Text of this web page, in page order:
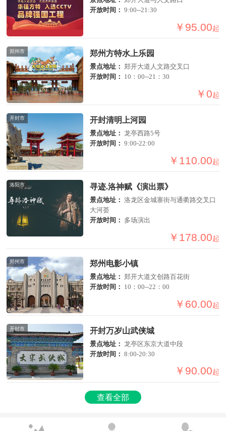
开放时间： 9:00--21:30
￥95.00起
郑州市 郑州方特水上乐园
景点地址： 郑开大道人文路交叉口
开放时间： 10：00--21：30
￥0起
开封市 开封清明上河园
景点地址： 龙亭西路5号
开放时间： 9:00-22:00
￥110.00起
洛阳市 寻迹.洛神赋《演出票》
景点地址： 洛龙区金城寨街与通衢路交叉口
大河荟
开放时间： 多场演出
￥178.00起
郑州市 郑州电影小镇
景点地址： 郑开大道文创路百花街
开放时间： 10：00--22：00
￥60.00起
开封市 开封万岁山武侠城
景点地址： 龙亭区东京大道中段
开放时间： 8:00-20:30
￥90.00起
查看全部